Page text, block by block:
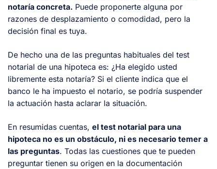
notaría concreta. Puede proponerte alguna por
razones de desplazamiento o comodidad, pero la
decisión final es tuya.
De hecho una de las preguntas habituales del test
notarial de una hipoteca es: ¿Ha elegido usted
libremente esta notaría? Si el cliente indica que el
banco le ha impuesto el notario, se podría suspender
la actuación hasta aclarar la situación.
En resumidas cuentas, el test notarial para una
hipoteca no es un obstáculo, ni es necesario temer a
las preguntas. Todas las cuestiones que te pueden
preguntar tienen su origen en la documentación